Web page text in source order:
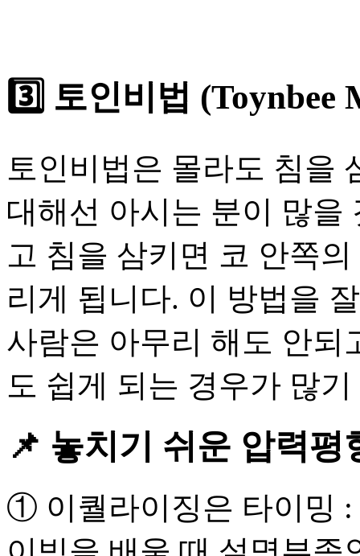
3️⃣ 토인비법 (Toynbee
토인비법은 몰라도 침을
대해선 아시는 분이 많을
고 침을 삼키면 코 안쪽
리게 됩니다. 이 방법을
사람은 아무리 해도 안되
도 쉽게 되는 경우가 많
📌 놓치기 쉬운 압력평
① 이퀄라이징은 타이밍 :